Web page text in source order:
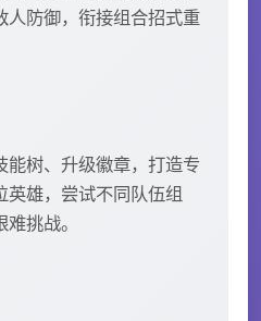
人防御，衔接组合招式重
能树、升级徽章，打造专
英雄，尝试不同队伍组
挑战。